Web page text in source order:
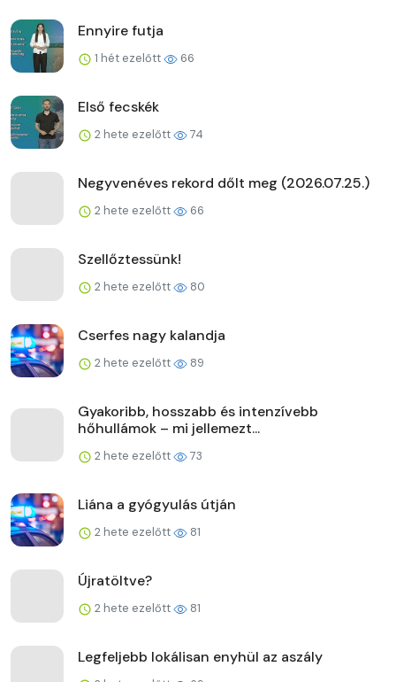
Ennyire futja
1 hét ezelőtt 66
Első fecskék
2 hete ezelőtt 74
Negyvenéves rekord dőlt meg (2026.07.25.)
2 hete ezelőtt 66
Szellőztessünk!
2 hete ezelőtt 80
Cserfes nagy kalandja
2 hete ezelőtt 89
Gyakoribb, hosszabb és intenzívebb
hőhullámok – mi jellemezt...
2 hete ezelőtt 73
Liána a gyógyulás útján
2 hete ezelőtt 81
Újratöltve?
2 hete ezelőtt 81
Legfeljebb lokálisan enyhül az aszály